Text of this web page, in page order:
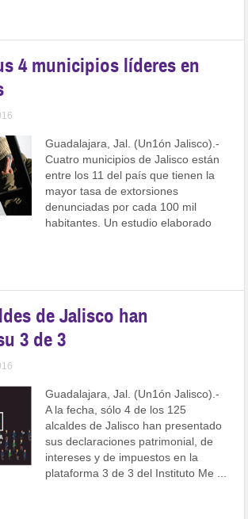
4 municipios líderes en
Guadalajara, Jal. (Un1ón Jalisco).-
Cuatro municipios de Jalisco están
entre los 11 del país que tienen la
mayor tasa de extorsiones
denunciadas por cada 100 mil
habitantes. Un estudio elaborado
de Jalisco han
3 de 3
Guadalajara, Jal. (Un1ón Jalisco).-
A la fecha, sólo 4 de los 125
alcaldes de Jalisco han presentado
sus declaraciones patrimonial, de
intereses y de impuestos en la
plataforma 3 de 3 del Instituto Me ...